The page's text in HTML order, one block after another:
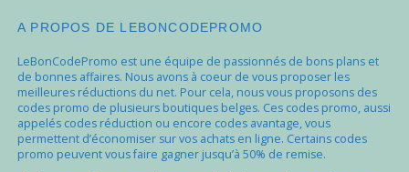
A PROPOS DE LEBONCODEPROMO
LeBonCodePromo est une équipe de passionnés de bons plans et
de bonnes affaires. Nous avons à coeur de vous proposer les
meilleures réductions du net. Pour cela, nous vous proposons des
codes promo de plusieurs boutiques belges. Ces codes promo, aussi
appelés codes réduction ou encore codes avantage, vous
permettent d’économiser sur vos achats en ligne. Certains codes
promo peuvent vous faire gagner jusqu’à 50% de remise.